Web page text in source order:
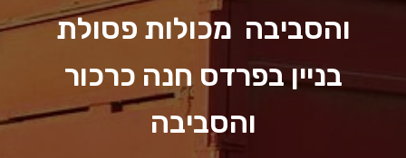
והסביבה מכולות פסולת
בניין בפרדס חנה כרכור
והסביבה